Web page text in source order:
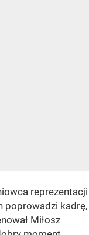
reprezentacji
poprowadzi kadrę,
Miłosz